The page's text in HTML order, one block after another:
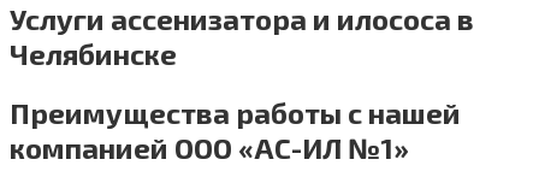
Услуги ассенизатора и илососа в
Челябинске
Преимущества работы с нашей
компанией ООО «АС-ИЛ №1»